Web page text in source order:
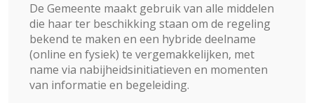
De Gemeente maakt gebruik van alle middelen
die haar ter beschikking staan om de regeling
bekend te maken en een hybride deelname
(online en fysiek) te vergemakkelijken, met
name via nabijheidsinitiatieven en momenten
van informatie en begeleiding.